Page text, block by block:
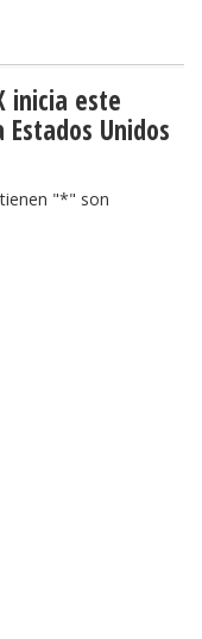
inicia este
Unidos
"*" son